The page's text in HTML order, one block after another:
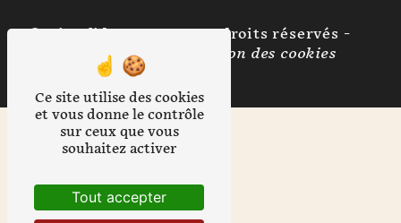
©Vistalid- 2026 - Tous droits réservés -
Mentions légales
Gestion des cookies
Ce site utilise des cookies
et vous donne le contrôle
sur ceux que vous
souhaitez activer
Tout accepter